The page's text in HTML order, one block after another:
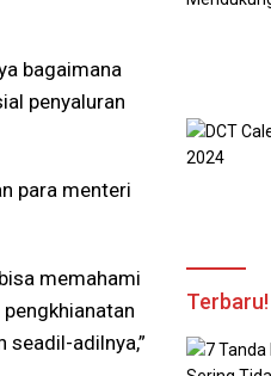
bagaimana
penyaluran
para menteri
memahami
adilnya,”
Terbaru!